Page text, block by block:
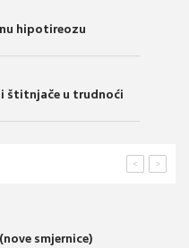
hipotireozu
štitnjače u trudnoći
>
<
smjernice)